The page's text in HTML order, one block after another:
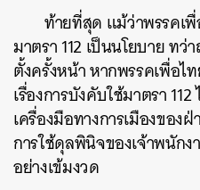
ท้ายที่สุด แม้ว่าพรรคเ
มาตรา 112 เป็นนโยบาย ท
ตั้งครั้งหน้า หากพรรคเพื่อไ
เรื่องการบังคับใช้มาตรา
เครื่องมือทางการเมืองของ
การใช้ดุลพินิจของเจ้าพนัก
อย่างเข้มงวด